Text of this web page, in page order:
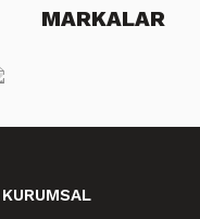
MARKALAR
KURUMSAL